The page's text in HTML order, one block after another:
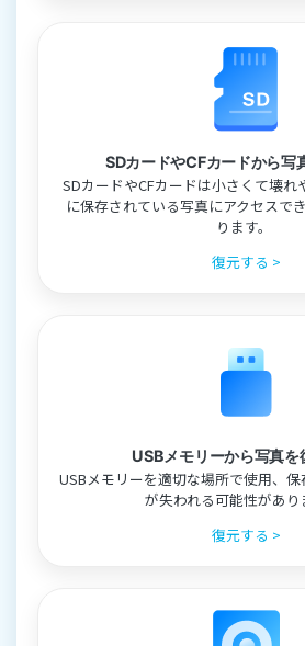
SDカードやCFカードから写
SDカードやCFカードは小さくて壊れ
に保存されている写真にアクセスで
ります。
復元する >
USBメモリーから写真を
USBメモリーを適切な場所で使用、
が失われる可能性があり
復元する >